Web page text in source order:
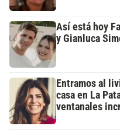
Así está hoy
y Gianluca
Entramos al
casa en La
ventanales